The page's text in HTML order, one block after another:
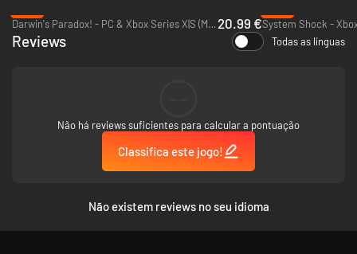
Darwin's Paradox! - PC & Xbox Series X|S (Microsoft Store) 20.99 €System Shock -
Reviews Todas as línguas
Não há reviews suficientes para calcular a pontuação
Classifica este jogo!
Não existem reviews no seu idioma